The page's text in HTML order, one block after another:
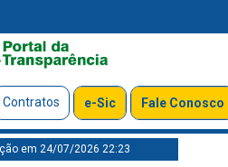
Contratos e-Sic Fale Conosco
em 24/07/2026 22:23